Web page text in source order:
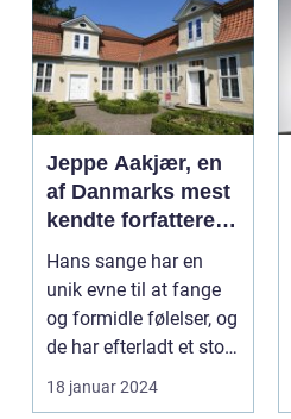
Jeppe Aakjær, en
af Danmarks mest
kendte forfattere
og digtere, er også
kendt for sine
smukke sange
Hans sange har en
unik evne til at fange
og formidle følelser, og
de har efterladt et stort
aftryk i...
18 januar 2024